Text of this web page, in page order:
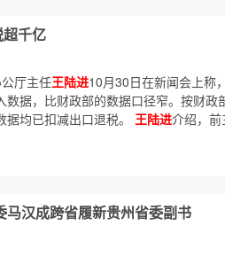
千亿
厅主任王陆进10月30日在新闻会上称
据，比财政部的数据口径窄。按财政
均已扣减出口退税。 王陆进介绍，
汉成跨省履新贵州省委副书